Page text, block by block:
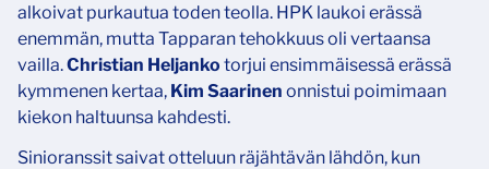
alkoivat purkautua toden teolla. HPK laukoi erässä
enemmän, mutta Tapparan tehokkuus oli vertaansa
vailla.Christian Heljanko torjui ensimmäisessä erässä
kymmenen kertaa, Kim Saarinen onnistui poimimaan
kiekon haltuunsa kahdesti.
Sinioranssit saivat otteluun räjähtävän lähdön, kun